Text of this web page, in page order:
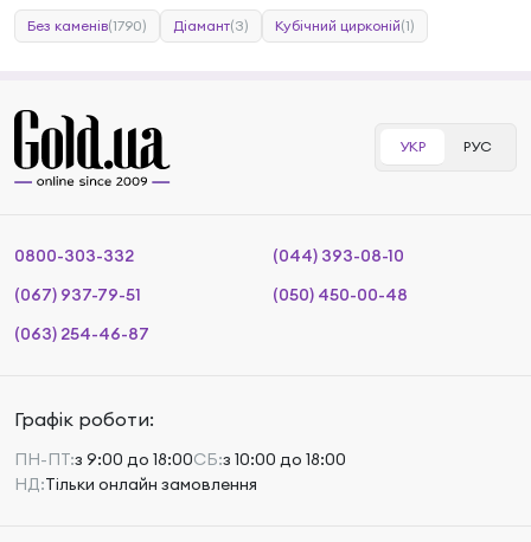
Без каменів(1790) Діамант(3) Кубічний цирконій(1)
УКР РУС
0800-303-332
(044) 393-08-10
(067) 937-79-51
(050) 450-00-48
(063) 254-46-87
Графік роботи:
ПН-ПТ:з 9:00 до 18:00СБ:з 10:00 до 18:00
НД:Тільки онлайн замовлення